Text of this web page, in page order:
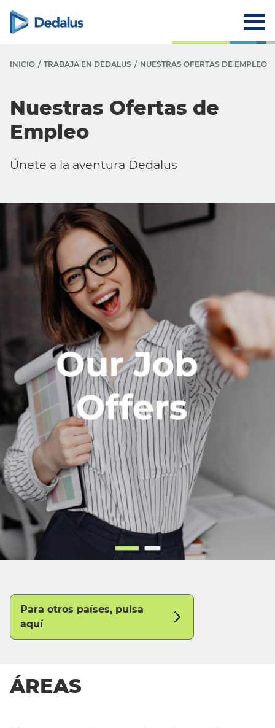
Empleo
Trabaja en Dedalus
Nuestras Ofertas de Empleo
¿Por qué trabajar con nosotros?
Elige tu región
FAQ
Español
INICIO TRABAJA EN DEDALUS NUESTRAS OFERTAS DE EMPLEO
Nuestras Ofertas de
Empleo
Únete a la aventura Dedalus
Para otros países, pulsa
aquí
ÁREAS